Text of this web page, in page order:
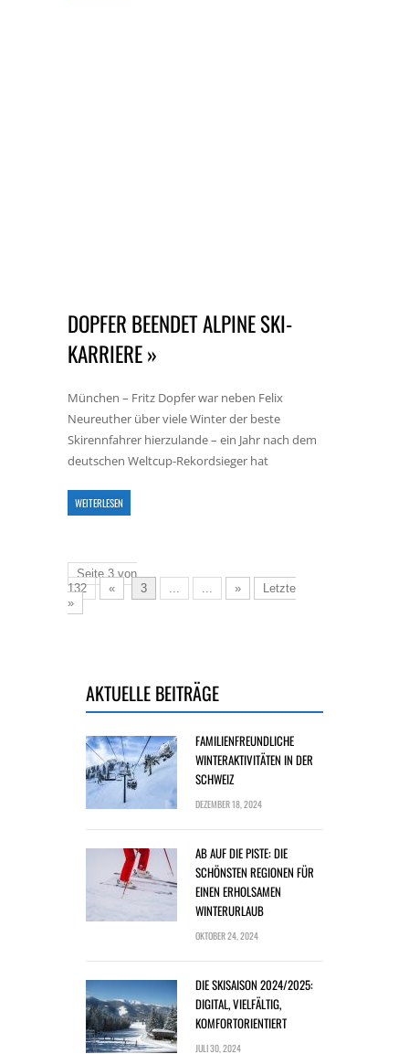
DOPFER BEENDET ALPINE SKI-
KARRIERE »
München – Fritz Dopfer war neben Felix
Neureuther über viele Winter der beste
Skirennfahrer hierzulande – ein Jahr nach dem
deutschen Weltcup-Rekordsieger hat
WEITERLESEN
Seite 3 von
132
« 3 ... ... »
Letzte
»
AKTUELLE BEITRÄGE
FAMILIENFREUNDLICHE
WINTERAKTIVITÄTEN IN DER
SCHWEIZ
DEZEMBER 18, 2024
AB AUF DIE PISTE: DIE
SCHÖNSTEN REGIONEN FÜR
EINEN ERHOLSAMEN
WINTERURLAUB
OKTOBER 24, 2024
DIE SKISAISON 2024/2025:
DIGITAL, VIELFÄLTIG,
KOMFORTORIENTIERT
JULI 30, 2024